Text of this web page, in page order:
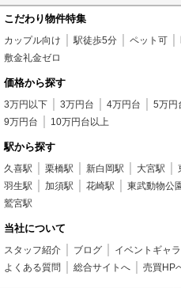
こだわり物件特集
カップル向け 駅徒歩5分 ペット可
敷金礼金ゼロ
価格から探す
3万円以下 3万円台 4万円台 5万円
9万円台
10万円台以上
駅から探す
久喜駅 栗橋駅 新白岡駅 大宮駅
羽生駅
加須駅 花崎駅 東武動物公
鷲宮駅
当社について
スタッフ紹介 ブログ イベントギャ
よくある質問
総合サイトへ 売買HP